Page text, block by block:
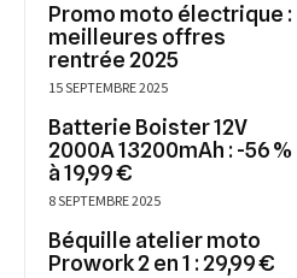
Promo moto électrique :
meilleures offres
rentrée 2025
15 SEPTEMBRE 2025
Batterie Boister 12V
2000A 13200mAh : -56 %
à 19,99 €
8 SEPTEMBRE 2025
Béquille atelier moto
Prowork 2 en 1 : 29,99 €